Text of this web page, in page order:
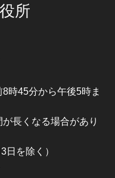
所
時45分から午後5時ま
長くなる場合があり
日を除く）